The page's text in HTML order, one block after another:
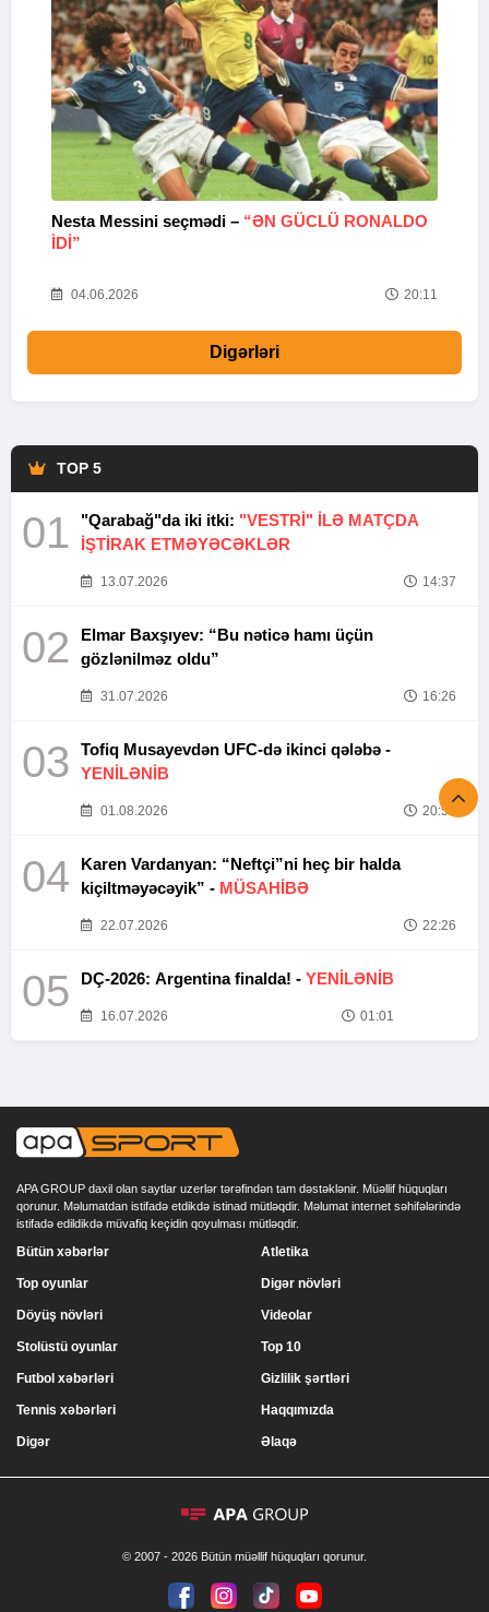
Nesta Messini seçmədi – “ƏN GÜCLÜ RONALDO
IDI”
04.06.2026 20:11
Digərləri
TOP 5
01 "Qarabağ"da iki itki: "VESTRİ" İLƏ MATÇDA
İŞTİRAK ETMƏYƏCƏKLƏR
13.07.2026 14:37
02
Elmar Baxşıyev: “Bu nəticə hamı üçün
gözlənilməz oldu”
31.07.2026 16:26
03
Tofiq Musayevdən UFC-də ikinci qələbə -
YENİLƏNİB
01.08.2026 20:52
04
Karen Vardanyan: “Neftçi”ni heç bir halda
kiçiltməyəcəyik” - MÜSAHİBƏ
22.07.2026 22:26
05 DÇ-2026: Argentina finalda! - YENİLƏNİB
16.07.2026 01:01
APA GROUP daxil olan saytlar uzerlər tərəfindən tam dəstəklənir. Müəllif hüquqları
qorunur. Məlumatdan istifadə etdikdə istinad mütləqdir. Məlumat internet səhifələrində
istifadə edildikdə müvafiq keçidin qoyulması mütləqdir.
Bütün xəbərlər
Top oyunlar
Döyüş növləri
Stolüstü oyunlar
Atletika
Digər növləri
Videolar
Top 10
Futbol xəbərləri
Tennis xəbərləri
Digər
Gizlilik şərtləri
Haqqımızda
Əlaqə
© 2007 - 2026 Bütün müəllif hüquqları qorunur.